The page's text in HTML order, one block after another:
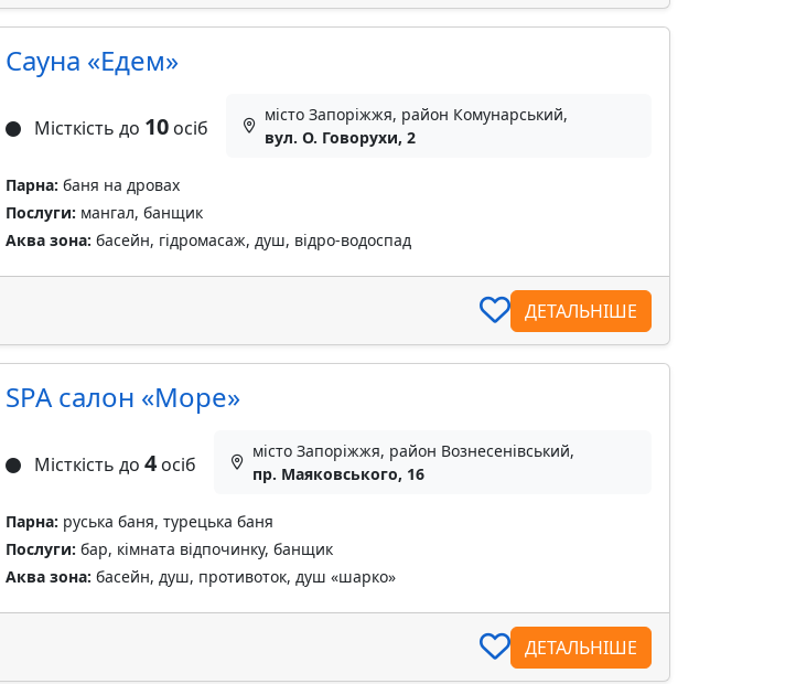
Сауна «Eдем»
Місткість до 10осіб
місто Запоріжжя, район Комунарський,
вул. О. Говорухи, 2
Парна: баня на дровах
Послуги: мангал, банщик
Аква зона: басейн, гідромасаж, душ, відро-водоспад
ДЕТАЛЬНІШЕ
SPA салон «Море»
Місткість до 4осіб
місто Запоріжжя, район Вознесенівський,
пр. Маяковського, 16
Парна: руська баня, турецька баня
Послуги: бар, кімната відпочинку, банщик
Аква зона: басейн, душ, противоток, душ «шарко»
ДЕТАЛЬНІШЕ